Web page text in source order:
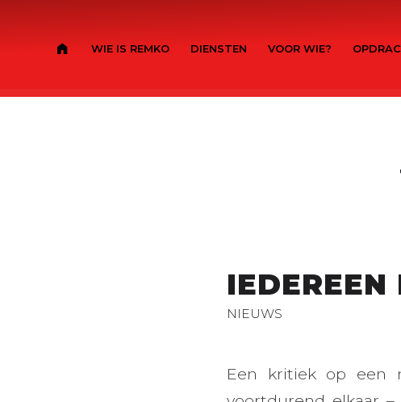
WIE IS REMKO DIENSTEN VOOR WIE?
IEDEREEN
NIEUWS
Een kritiek op een